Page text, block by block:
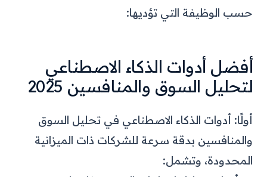
حسب الوظيفة التي تؤديها:
أفضل أدوات الذكاء الاصطناعي
لتحليل السوق والمنافسين 2025
أولًا: أدوات الذكاء الاصطناعي في تحليل السوق
والمنافسين بدقة سرعة للشركات ذات الميزانية
المحدودة، وتشمل: